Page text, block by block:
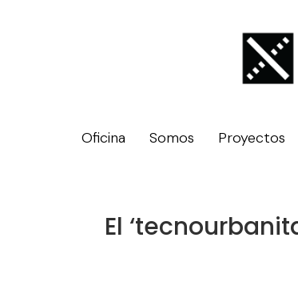
Oficina Somos Proyectos
El